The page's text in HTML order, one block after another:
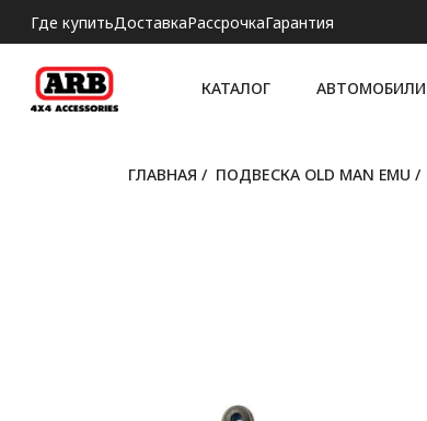
Где купитьДоставкаРассрочкаГарантия
КАТАЛОГ АВТОМОБИЛИ
ГЛАВНАЯ / ПОДВЕСКА OLD MAN EMU /